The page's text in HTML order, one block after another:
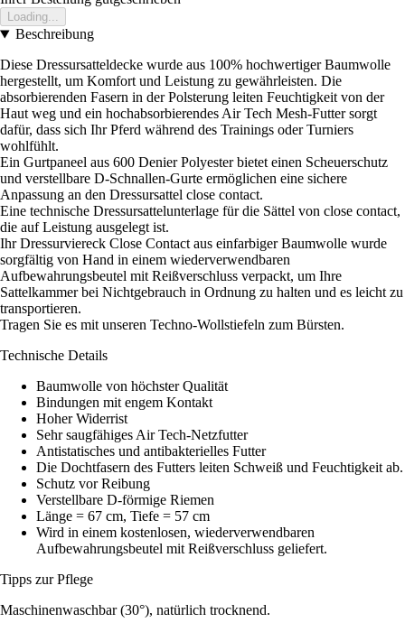
Loading...
Beschreibung
Diese Dressursatteldecke wurde aus 100% hochwertiger Baumwolle
hergestellt, um Komfort und Leistung zu gewährleisten. Die
absorbierenden Fasern in der Polsterung leiten Feuchtigkeit von der
Haut weg und ein hochabsorbierendes Air Tech Mesh-Futter sorgt
dafür, dass sich Ihr Pferd während des Trainings oder Turniers
wohlfühlt.
Ein Gurtpaneel aus 600 Denier Polyester bietet einen Scheuerschutz
und verstellbare D-Schnallen-Gurte ermöglichen eine sichere
Anpassung an den Dressursattel close contact.
Eine technische Dressursattelunterlage für die Sättel von close contact,
die auf Leistung ausgelegt ist.
Ihr Dressurviereck Close Contact aus einfarbiger Baumwolle wurde
sorgfältig von Hand in einem wiederverwendbaren
Aufbewahrungsbeutel mit Reißverschluss verpackt, um Ihre
Sattelkammer bei Nichtgebrauch in Ordnung zu halten und es leicht zu
transportieren.
Tragen Sie es mit unseren Techno-Wollstiefeln zum Bürsten.
Technische Details
Baumwolle von höchster Qualität
Bindungen mit engem Kontakt
Hoher Widerrist
Sehr saugfähiges Air Tech-Netzfutter
Antistatisches und antibakterielles Futter
Die Dochtfasern des Futters leiten Schweiß und Feuchtigkeit ab.
Schutz vor Reibung
Verstellbare D-förmige Riemen
Länge = 67 cm, Tiefe = 57 cm
Wird in einem kostenlosen, wiederverwendbaren
Aufbewahrungsbeutel mit Reißverschluss geliefert.
Tipps zur Pflege
Maschinenwaschbar (30°), natürlich trocknend.